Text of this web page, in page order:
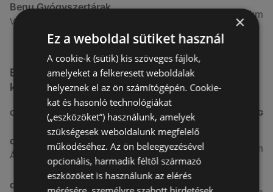
Benu Gyógyszertárak
Vasút Sor 1, 9432 Fertőd
26,99 km
Egyéb Kozmetikumok és Drogéria üzletek a
közelben
CÍM TÁVOLSÁG
dm
Ágfalvi út 4, 9400, 9400 Sopron
3,26 km
dm
×
Ez a weboldal sütiket használ
A cookie-k (sütik) kis szöveges fájlok,
amelyeket a felkeresett weboldalak
helyeznek el az ön számítógépén. Cookie-
kat és hasonló technológiákat
(„eszközöket”) használunk, amelyek
szükségesek weboldalunk megfelelő
működéséhez. Az ön beleegyezésével
opcionális, harmadik féltől származó
eszközöket is használunk az elérés